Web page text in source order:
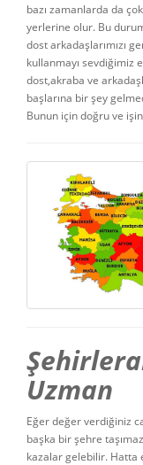
bazı zamanlarda da
yerlerine olur. Bu
dost arkadaşlarımızı
kullanmayı sevdiğimiz
dost,akraba ve
başlarına bir şey
Bunun için doğru ve
Uzman
Eğer değer verdiğiniz
başka bir şehre
kazalar gelebilir. Hatta